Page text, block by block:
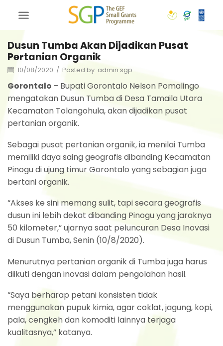
Dusun Tumba Akan Dijadikan Pusat
Pertanian Organik
10/08/2020 / Posted by admin sgp
Gorontalo – Bupati Gorontalo Nelson Pomalingo
mengatakan Dusun Tumba di Desa Tamaila Utara
Kecamatan Tolangohula, akan dijadikan pusat
pertanian organik.
Sebagai pusat pertanian organik, ia menilai Tumba
memiliki daya saing geografis dibanding Kecamatan
Pinogu di ujung timur Gorontalo yang sebagian juga
bertani organik.
“Akses ke sini memang sulit, tapi secara geografis
dusun ini lebih dekat dibanding Pinogu yang jaraknya
50 kilometer,” ujarnya saat peluncuran Desa Inovasi
di Dusun Tumba, Senin (10/8/2020).
Menurutnya pertanian organik di Tumba juga harus
diikuti dengan inovasi dalam pengolahan hasil.
“Saya berharap petani konsisten tidak
menggunakan pupuk kimia, agar coklat, jagung, kopi,
pala, cengkeh dan komoditi lainnya terjaga
kualitasnya,” katanya.